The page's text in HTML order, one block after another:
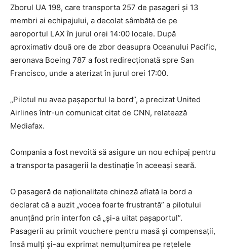
Zborul UA 198, care transporta 257 de pasageri și 13
membri ai echipajului, a decolat sâmbătă de pe
aeroportul LAX în jurul orei 14:00 locale. După
aproximativ două ore de zbor deasupra Oceanului Pacific,
aeronava Boeing 787 a fost redirecționată spre San
Francisco, unde a aterizat în jurul orei 17:00.
„Pilotul nu avea pașaportul la bord”, a precizat United
Airlines într-un comunicat citat de CNN, relatează
Mediafax.
Compania a fost nevoită să asigure un nou echipaj pentru
a transporta pasagerii la destinație în aceeași seară.
O pasageră de naționalitate chineză aflată la bord a
declarat că a auzit „vocea foarte frustrantă” a pilotului
anunțând prin interfon că „și-a uitat pașaportul”.
Pasagerii au primit vouchere pentru masă și compensații,
însă mulți și-au exprimat nemulțumirea pe rețelele